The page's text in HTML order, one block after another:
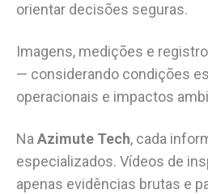
orientar decisões seguras.
Imagens, medições e
— considerando condições
operacionais e impactos
Na Azimute Tech, cada
especializados. Vídeos de
apenas evidências brutas e